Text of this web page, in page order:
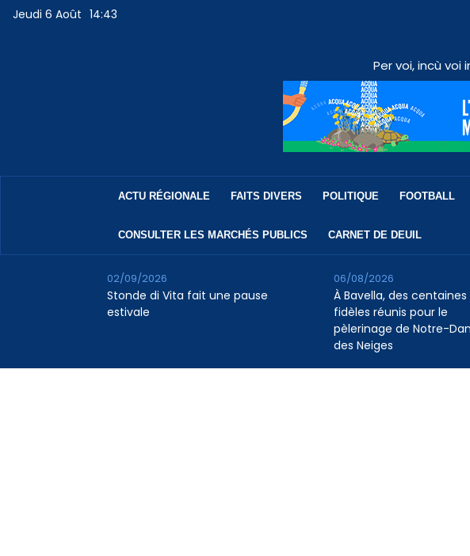
Jeudi 6 Août 14:43
Per voi, incù voi
ACTU RÉGIONALE FAITS DIVERS POLITIQUE FOOTBALL
CONSULTER LES MARCHÉS PUBLICS CARNET DE DEUIL
Stonde di Vita fait une pause
estivale
02/09/2026
À Bavella, des centaines
fidèles réunis pour le
pèlerinage de Notre-
des Neiges
06/08/2026